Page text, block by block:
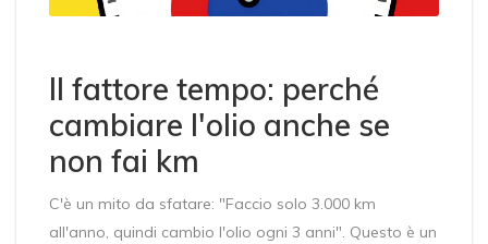
Il fattore tempo: perché
cambiare l'olio anche se
non fai km
C'è un mito da sfatare: "Faccio solo 3.000 km
all'anno, quindi cambio l'olio ogni 3 anni". Questo è un